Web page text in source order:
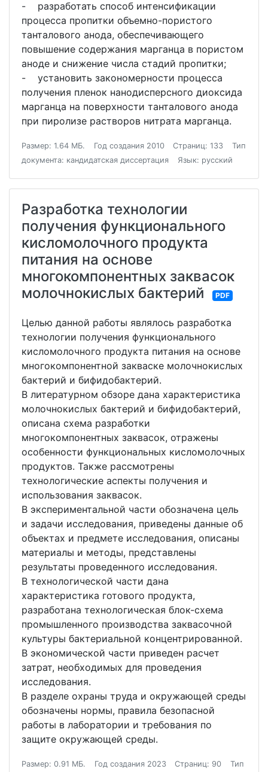
- разработать способ интенсификации
процесса пропитки объемно-пористого
танталового анода, обеспечивающего
повышение содержания марганца в пористом
аноде и снижение числа стадий пропитки;
- установить закономерности процесса
получения пленок нанодисперсного диоксида
марганца на поверхности танталового анода
при пиролизе растворов нитрата марганца.
Размер: 1.64 МБ. Год создания 2010 Страниц: 133
Тип
документа: кандидатская диссертация
Язык: русский
Разработка технологии
получения функционального
кисломолочного продукта
питания на основе
многокомпонентных заквасок
молочнокислых бактерий
PDF
Целью данной работы являлось разработка
технологии получения функционального
кисломолочного продукта питания на основе
многокомпонентной закваске молочнокислых
бактерий и бифидобактерий.
В литературном обзоре дана характеристика
молочнокислых бактерий и бифидобактерий,
описана схема разработки
многокомпонентных заквасок, отражены
особенности функциональных кисломолочных
продуктов. Также рассмотрены
технологические аспекты получения и
использования заквасок.
В экспериментальной части обозначена цель
и задачи исследования, приведены данные об
объектах и предмете исследования, описаны
материалы и методы, представлены
результаты проведенного исследования.
В технологической части дана
характеристика готового продукта,
разработана технологическая блок-схема
промышленного производства заквасочной
культуры бактериальной концентрированной.
В экономической части приведен расчет
затрат, необходимых для проведения
исследования.
В разделе охраны труда и окружающей среды
обозначены нормы, правила безопасной
работы в лаборатории и требования по
защите окружающей среды.
Размер: 0.91 МБ. Год создания 2023 Страниц: 90
Тип